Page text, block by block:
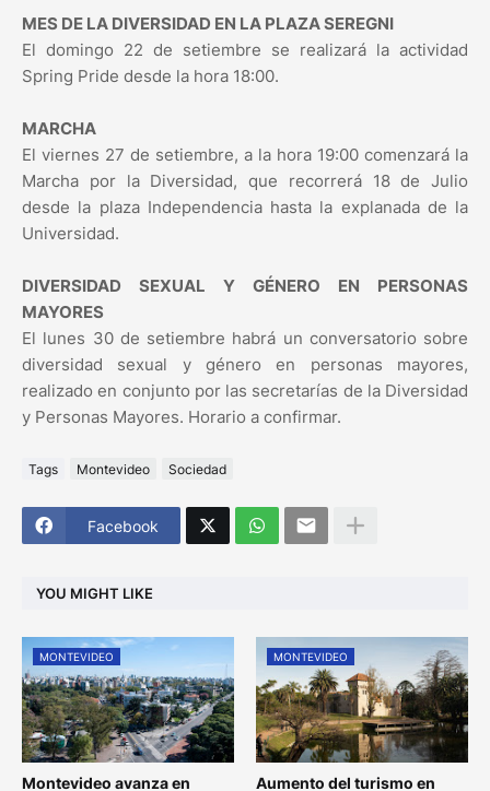
MES DE LA DIVERSIDAD EN LA PLAZA SEREGNI
El domingo 22 de setiembre se realizará la actividad
Spring Pride desde la hora 18:00.
MARCHA
El viernes 27 de setiembre, a la hora 19:00 comenzará la
Marcha por la Diversidad, que recorrerá 18 de Julio
desde la plaza Independencia hasta la explanada de la
Universidad.
DIVERSIDAD SEXUAL Y GÉNERO EN PERSONAS
MAYORES
El lunes 30 de setiembre habrá un conversatorio sobre
diversidad sexual y género en personas mayores,
realizado en conjunto por las secretarías de la Diversidad
y Personas Mayores. Horario a confirmar.
Tags Montevideo Sociedad
Facebook
YOU MIGHT LIKE
MONTEVIDEO
Montevideo avanza en
MONTEVIDEO
Aumento del turismo en